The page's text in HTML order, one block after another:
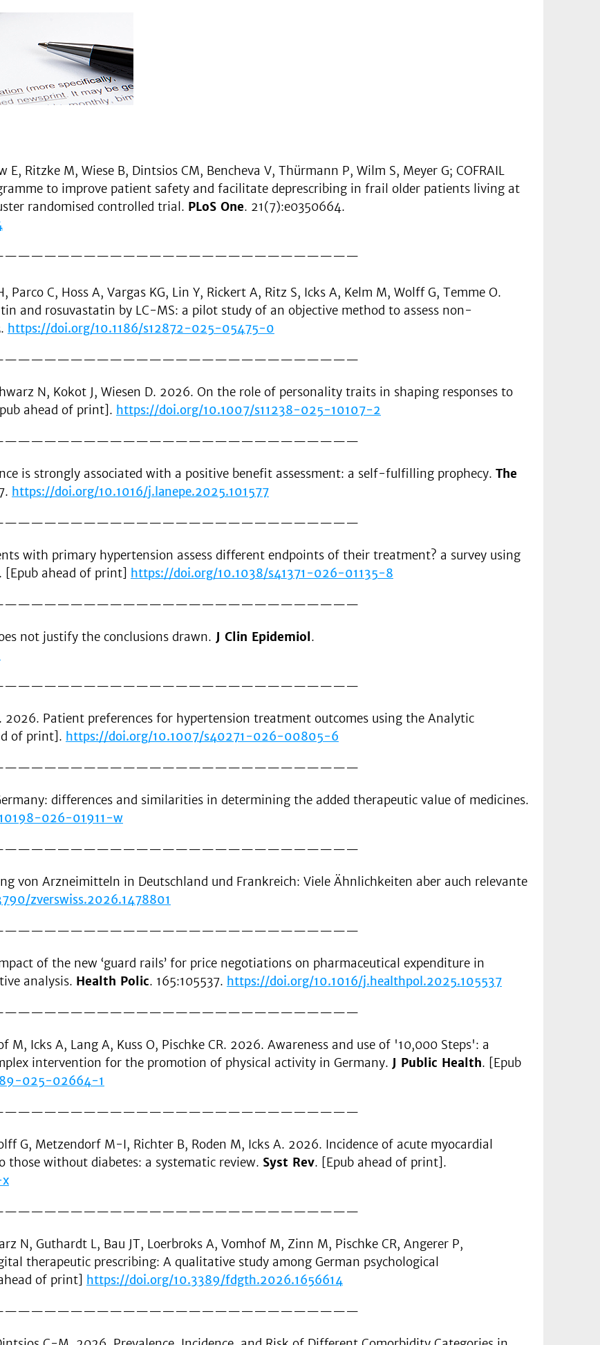
Ritzke M, Wiese B, Dintsios CM, Bencheva V, Thürmann P, Wilm S, Meyer G; COFRAIL
to improve patient safety and facilitate deprescribing in frail older patients living at
randomised controlled trial. PLoS One. 21(7):e0350664.
Parco C, Hoss A, Vargas KG, Lin Y, Rickert A, Ritz S, Icks A, Kelm M, Wolff G, Temme O.
and rosuvastatin by LC-MS: a pilot study of an objective method to assess non-
https://doi.org/10.1186/s12872-025-05475-0
N, Kokot J, Wiesen D. 2026. On the role of personality traits in shaping responses to
ahead of print]. https://doi.org/10.1007/s11238-025-10107-2
is strongly associated with a positive benefit assessment: a self-fulfilling prophecy. The
https://doi.org/10.1016/j.lanepe.2025.101577
with primary hypertension assess different endpoints of their treatment? a survey using
. [Epub ahead of print] https://doi.org/10.1038/s41371-026-01135-8
not justify the conclusions drawn. J Clin Epidemiol .
2026. Patient preferences for hypertension treatment outcomes using the Analytic
of print]. https://doi.org/10.1007/s40271-026-00805-6
differences and similarities in determining the added therapeutic value of medicines.
026-01911-w
von Arzneimitteln in Deutschland und Frankreich: Viele Ähnlichkeiten aber auch relevante
zverswiss.2026.1478801
of the new ‘guard rails’ for price negotiations on pharmaceutical expenditure in
analysis. Health Polic. 165:105537. https://doi.org/10.1016/j.healthpol.2025.105537
M, Icks A, Lang A, Kuss O, Pischke CR. 2026. Awareness and use of '10,000 Steps': a
intervention for the promotion of physical activity in Germany. J Public Health. [Epub
025-02664-1
G, Metzendorf M-I, Richter B, Roden M, Icks A. 2026. Incidence of acute myocardial
without diabetes: a systematic review. Syst Rev. [Epub ahead of print].
N, Guthardt L, Bau JT, Loerbroks A, Vomhof M, Zinn M, Pischke CR, Angerer P,
therapeutic prescribing: A qualitative study among German psychological
of print] https://doi.org/10.3389/fdgth.2026.1656614